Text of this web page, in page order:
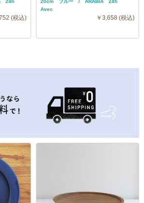
24h
(税込)
20cm ブルー / ARABIA 24h
Avec
￥3,658 (税込)